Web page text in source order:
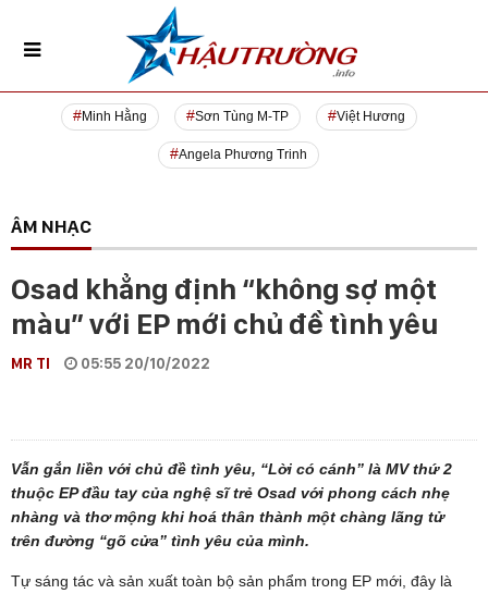
Minh Hằng Sơn Tùng M-TP Việt Hương
Angela Phương Trinh
ÂM NHẠC
Osad khẳng định “không sợ một
màu” với EP mới chủ đề tình yêu
MR TI 05:55 20/10/2022
Vẫn gắn liền với chủ đề tình yêu, “Lời có cánh” là MV thứ 2
thuộc EP đầu tay của nghệ sĩ trẻ Osad với phong cách nhẹ
nhàng và thơ mộng khi hoá thân thành một chàng lãng tử
trên đường “gõ cửa” tình yêu của mình.
Tự sáng tác và sản xuất toàn bộ sản phẩm trong EP mới, đây là